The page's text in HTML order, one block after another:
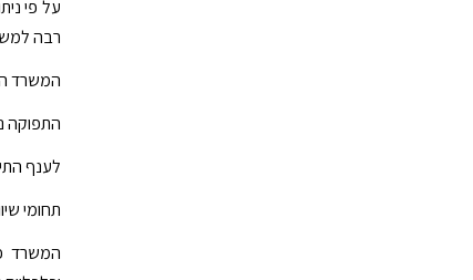
על פי
רבה
המשרד
התפוקה
לענף
תחומי
המשרד